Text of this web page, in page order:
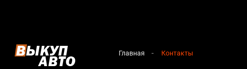
Главная Контакты